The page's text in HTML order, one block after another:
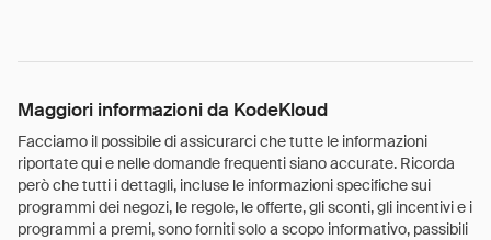
Maggiori informazioni da KodeKloud
Facciamo il possibile di assicurarci che tutte le informazioni
riportate qui e nelle domande frequenti siano accurate. Ricorda
però che tutti i dettagli, incluse le informazioni specifiche sui
programmi dei negozi, le regole, le offerte, gli sconti, gli incentivi e i
programmi a premi, sono forniti solo a scopo informativo, passibili